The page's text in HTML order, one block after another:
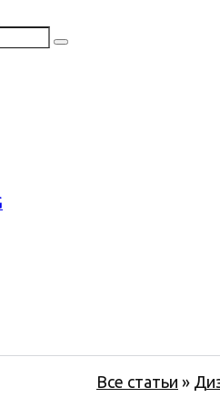
Все статьи »